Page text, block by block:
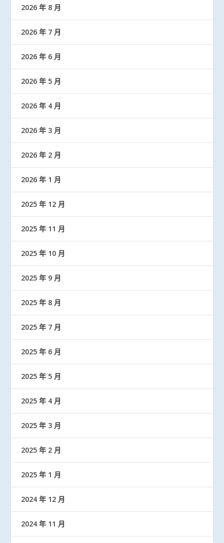
2026 年 8 月
2026 年 7 月
2026 年 6 月
2026 年 5 月
2026 年 4 月
2026 年 3 月
2026 年 2 月
2026 年 1 月
2025 年 12 月
2025 年 11 月
2025 年 10 月
2025 年 9 月
2025 年 8 月
2025 年 7 月
2025 年 6 月
2025 年 5 月
2025 年 4 月
2025 年 3 月
2025 年 2 月
2025 年 1 月
2024 年 12 月
2024 年 11 月